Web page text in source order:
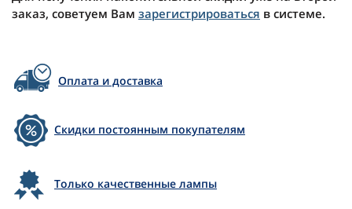
заказ, советуем Вам зарегистрироваться в системе.
Оплата и доставка
Скидки постоянным покупателям
Только качественные лампы